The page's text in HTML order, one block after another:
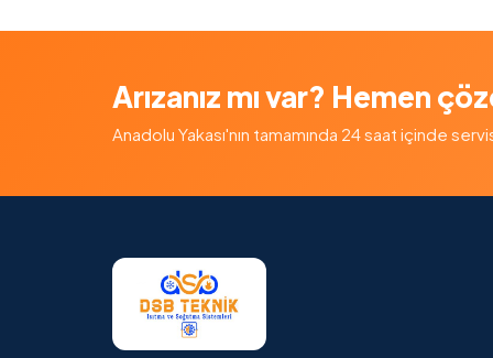
Arızanız mı var? Hemen
Anadolu Yakası'nın tamamında 24 saat içinde